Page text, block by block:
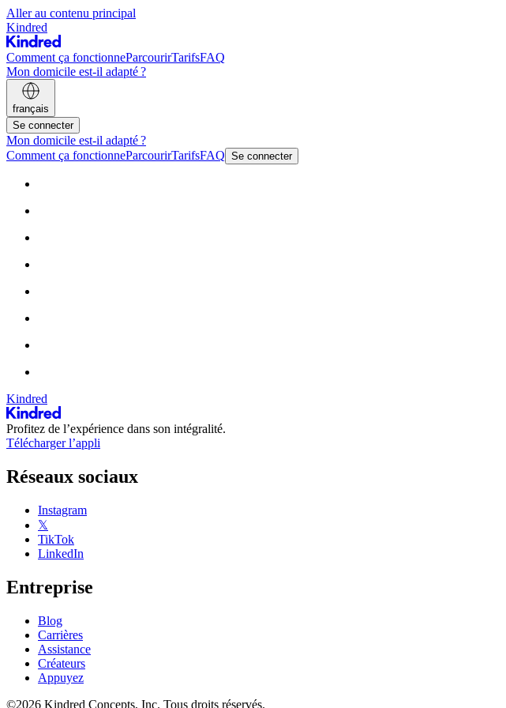
Aller au contenu principal
Kindred
Comment ça fonctionneParcourirTarifsFAQ
Mon domicile est-il adapté ?
français
Se connecter
Mon domicile est-il adapté ?
Comment ça fonctionneParcourirTarifsFAQ Se connecter
Kindred
Profitez de l’expérience dans son intégralité.
Télécharger l’appli
Réseaux sociaux
Instagram
𝕏
TikTok
LinkedIn
Entreprise
Blog
Carrières
Assistance
Créateurs
Appuyez
©2026 Kindred Concepts, Inc. Tous droits réservés.